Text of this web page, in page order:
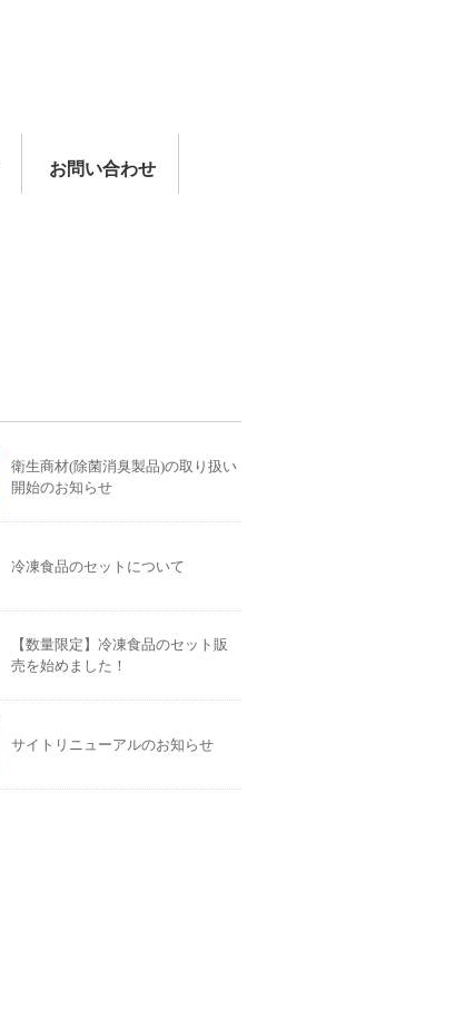
お問い合わせ
衛生商材(除菌消臭製品)の取り扱い
開始のお知らせ
冷凍食品のセットについて
【数量限定】冷凍食品のセット販
売を始めました！
サイトリニューアルのお知らせ